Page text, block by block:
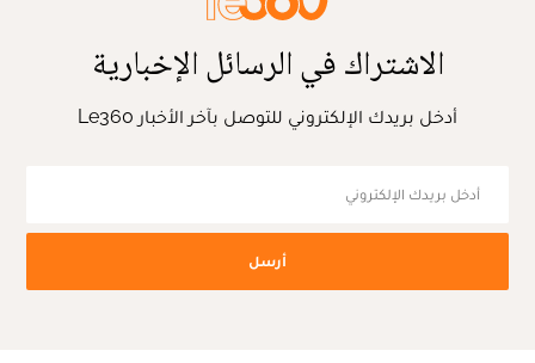
الاشتراك في الرسائل الإخبارية
أدخل بريدك الإلكتروني للتوصل بآخر الأخبار Le360
أرسل